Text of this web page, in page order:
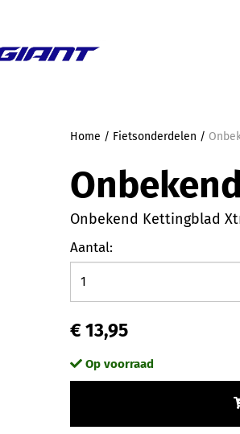
Home / Fietsonderdelen /
Onbekend
Onbekend Kettingblad
Aantal:
€ 13,95
Op voorraad